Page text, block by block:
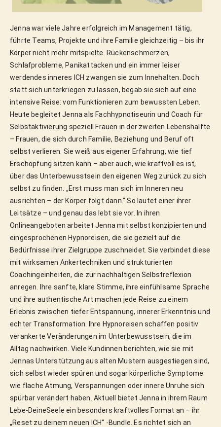
Jenna war viele Jahre erfolgreich im Management tätig,
führte Teams, Projekte und ihre Familie gleichzeitig – bis ihr
Körper nicht mehr mitspielte. Rückenschmerzen,
Schlafprobleme, Panikattacken und ein immer leiser
werdendes inneres ICH zwangen sie zum Innehalten. Doch
statt sich unterkriegen zu lassen, begab sie sich auf eine
intensive Reise: vom Funktionieren zum bewussten Leben.
Heute begleitet Jenna als Fachhypnotiseurin und Coach für
Selbstaktivierung speziell Frauen in der zweiten Lebenshälfte
– Frauen, die sich durch Familie, Beziehung und Beruf oft
selbst verlieren. Sie weiß aus eigener Erfahrung, wie tief
Erschöpfung sitzen kann – aber auch, wie kraftvoll es ist,
über das Unterbewusstsein den eigenen Weg zurück zu sich
selbst zu finden. „Erst muss man sich im Inneren neu
ausrichten – der Körper folgt dann.“ So lautet einer ihrer
Leitsätze – und genau das lebt sie vor. In ihren
Onlineangeboten arbeitet Jenna mit selbst konzipierten und
eingesprochenen Hypnoreisen, die sie gezielt auf die
Bedürfnisse ihrer Zielgruppe zuschneidet. Sie verbindet diese
mit wirksamen Ankertechniken und strukturierten
Coachingeinheiten, die zur nachhaltigen Selbstreflexion
anregen. Ihre sanfte, klare Stimme, ihre einfühlsame Sprache
und ihre authentische Art machen jede Reise zu einem
Erlebnis zwischen tiefer Entspannung, innerer Erkenntnis und
echter Transformation. Ihre Hypnoreisen schaffen positiv
verankerte Veränderungen im Unterbewusstsein, die im
Alltag nachwirken. Viele Kundinnen berichten, wie sie mit
Jennas Unterstützung aus alten Mustern ausgestiegen sind,
sich selbst wieder spüren und sogar körperliche Symptome
wie flache Atmung, Verspannungen oder innere Unruhe sich
spürbar verändert haben. Aktuell bietet Jenna in ihrem Raum
Lebe-DeineSeele ein besonders kraftvolles Format an – ihr
„Reset zu deinem neuen ICH“ -Bundle. Es richtet sich an